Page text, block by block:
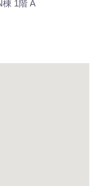
棟 1階 A